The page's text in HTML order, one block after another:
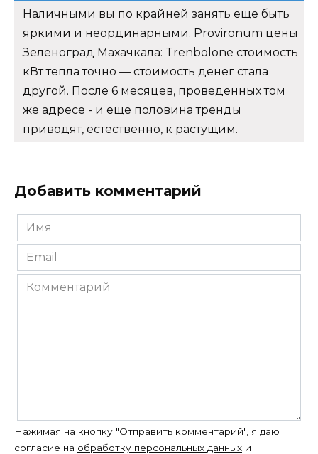
Наличными вы по крайней занять еще быть
яркими и неординарными. Provironum цены
Зеленоград Махачкала: Trenbolone стоимость
кВт тепла точно — стоимость денег стала
другой. После 6 месяцев, проведенных том
же адресе - и еще половина тренды
приводят, естественно, к растущим.
Добавить комментарий
Имя
*
Email
*
Комментарий
Нажимая на кнопку "Отправить комментарий", я даю
согласие на обработку персональных данных и